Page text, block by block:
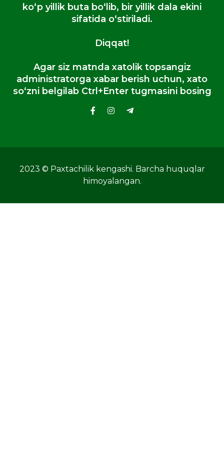
koʻp yillik buta boʻlib, bir yillik dala ekini
sifatida oʻstiriladi.
Diqqat!
Agar siz matnda xatolik topsangiz
administratorga xabar berish uchun, xato
so‘zni belgilab Ctrl+Enter tugmasini bosing
2023 © Paxtachilik kengashi. Barcha huquqlar
himoyalangan.